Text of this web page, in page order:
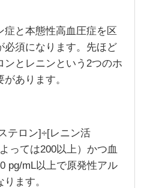
症と本態性高血圧症を区
必須になります。先ほど
ンとレニンという2つのホ
あります。
テロン]÷[レニン活
っては200以上）かつ血
pg/mL以上で原発性アル
ます。